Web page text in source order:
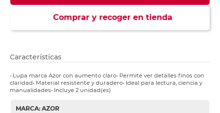
Comprar y recoger en tienda
Características
• Lupa marca Azor con aumento claro• Permite ver detalles finos con
claridad• Material resistente y duradero• Ideal para lectura, ciencia y
manualidades• Incluye 2 unidad(es)
MARCA: AZOR